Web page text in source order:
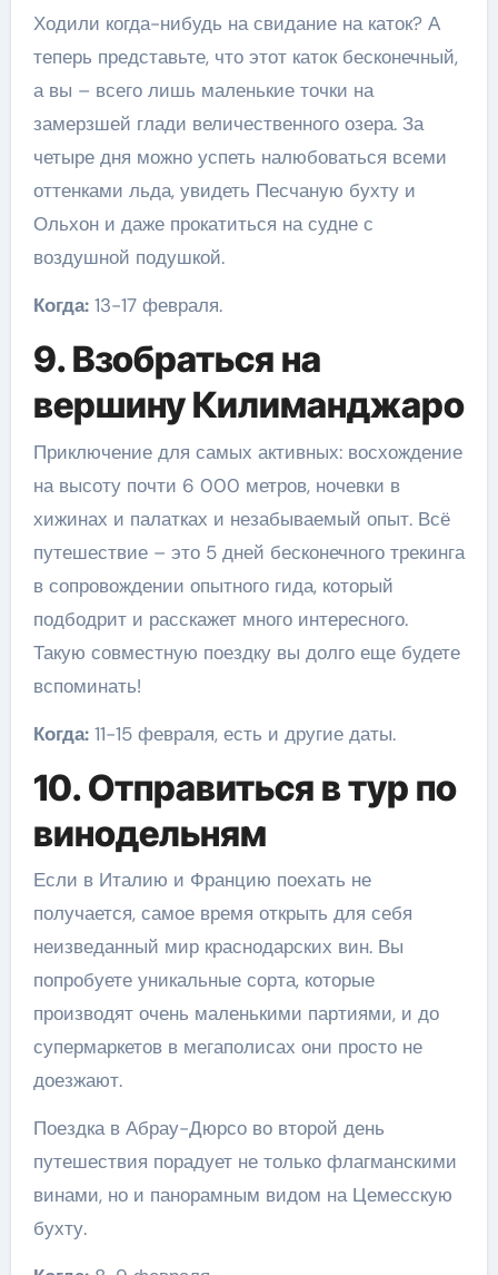
Ходили когда-нибудь на свидание на каток? А
теперь представьте, что этот каток бесконечный,
а вы – всего лишь маленькие точки на
замерзшей глади величественного озера. За
четыре дня можно успеть налюбоваться всеми
оттенками льда, увидеть Песчаную бухту и
Ольхон и даже прокатиться на судне с
воздушной подушкой.
Когда:13-17 февраля.
9. Взобраться на
вершину Килиманджаро
Приключение для самых активных: восхождение
на высоту почти 6 000 метров, ночевки в
хижинах и палатках и незабываемый опыт. Всё
путешествие – это 5 дней бесконечного трекинга
в сопровождении опытного гида, который
подбодрит и расскажет много интересного.
Такую совместную поездку вы долго еще будете
вспоминать!
Когда:11-15 февраля, есть и другие даты.
10. Отправиться в тур по
винодельням
Если в Италию и Францию поехать не
получается, самое время открыть для себя
неизведанный мир краснодарских вин. Вы
попробуете уникальные сорта, которые
производят очень маленькими партиями, и до
супермаркетов в мегаполисах они просто не
доезжают.
Поездка в Абрау-Дюрсо во второй день
путешествия порадует не только флагманскими
винами, но и панорамным видом на Цемесскую
бухту.